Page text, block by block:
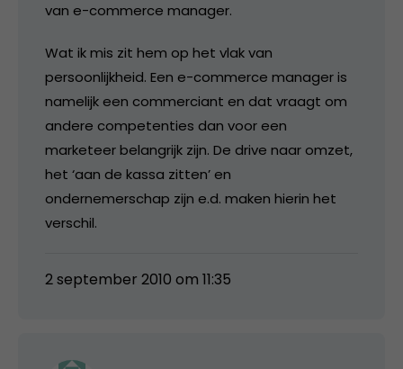
van e-commerce manager.
Wat ik mis zit hem op het vlak van
persoonlijkheid. Een e-commerce manager is
namelijk een commerciant en dat vraagt om
andere competenties dan voor een
marketeer belangrijk zijn. De drive naar omzet,
het ‘aan de kassa zitten’ en
ondernemerschap zijn e.d. maken hierin het
verschil.
2 september 2010 om 11:35